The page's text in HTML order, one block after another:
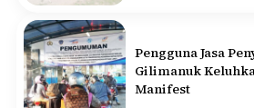
Pengguna Jasa
Gilimanuk
Manifest